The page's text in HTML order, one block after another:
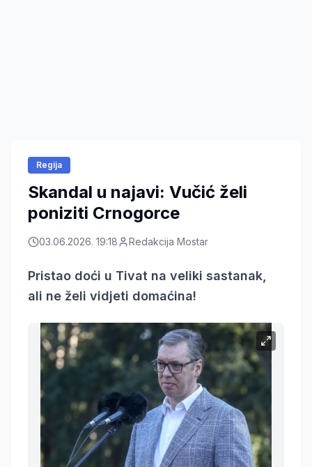
Regija
Skandal u najavi: Vučić želi
poniziti Crnogorce
03.06.2026. 19:18 Redakcija Mostar
Pristao doći u Tivat na veliki sastanak,
ali ne želi vidjeti domaćina!